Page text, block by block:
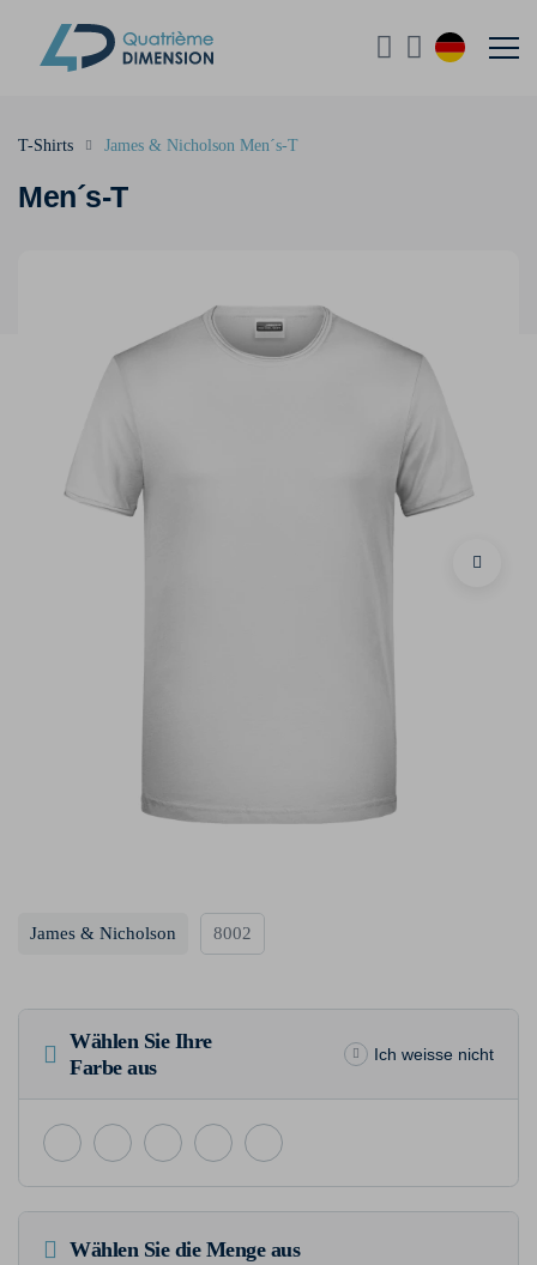
Men´s-T
T-Shirts James & Nicholson Men´s-T
James & Nicholson 8002
Wählen Sie Ihre
Farbe aus
Ich weisse nicht
Wählen Sie die Menge aus